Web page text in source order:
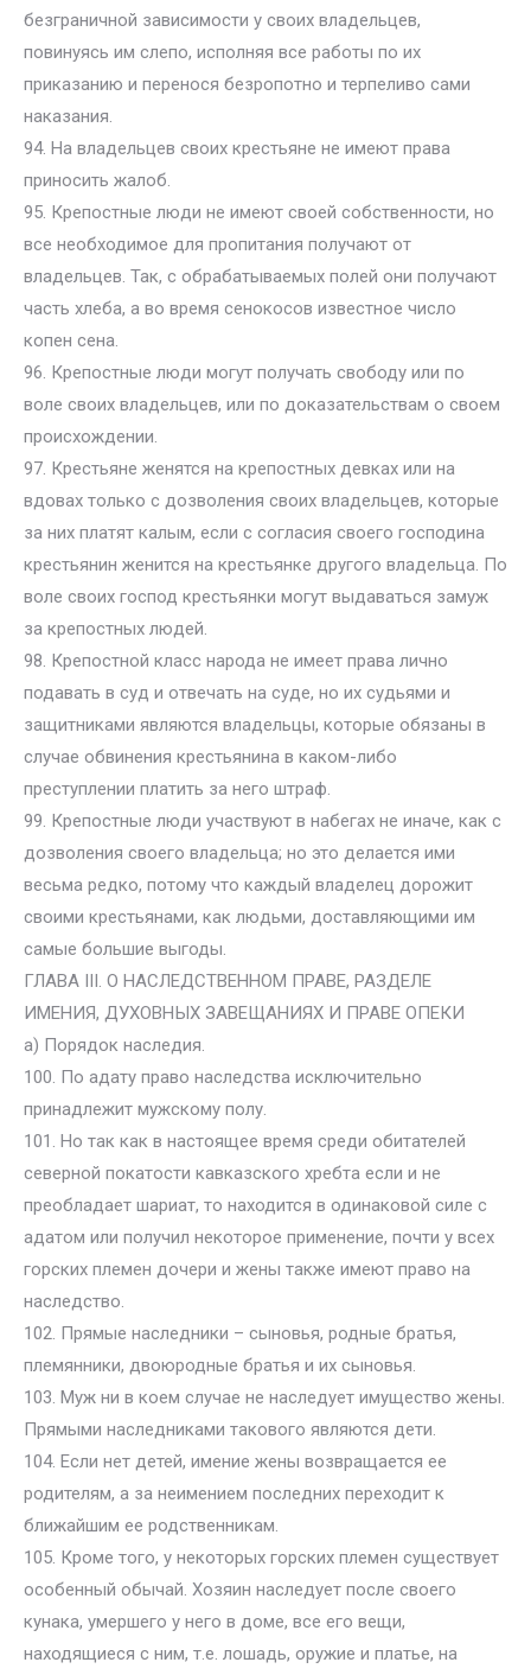
безграничной зависимости у своих владельцев,
повинуясь им слепо, исполняя все работы по их
приказанию и перенося безропотно и терпеливо сами
наказания.
94. На владельцев своих крестьяне не имеют права
приносить жалоб.
95. Крепостные люди не имеют своей собственности, но
все необходимое для пропитания получают от
владельцев. Так, с обрабатываемых полей они получают
часть хлеба, а во время сенокосов известное число
копен сена.
96. Крепостные люди могут получать свободу или по
воле своих владельцев, или по доказательствам о своем
происхождении.
97. Крестьяне женятся на крепостных девках или на
вдовах только с дозволения своих владельцев, которые
за них платят калым, если с согласия своего господина
крестьянин женится на крестьянке другого владельца. По
воле своих господ крестьянки могут выдаваться замуж
за крепостных людей.
98. Крепостной класс народа не имеет права лично
подавать в суд и отвечать на суде, но их судьями и
защитниками являются владельцы, которые обязаны в
случае обвинения крестьянина в каком-либо
преступлении платить за него штраф.
99. Крепостные люди участвуют в набегах не иначе, как с
дозволения своего владельца; но это делается ими
весьма редко, потому что каждый владелец дорожит
своими крестьянами, как людьми, доставляющими им
самые большие выгоды.
ГЛАВА III. О НАСЛЕДСТВЕННОМ ПРАВЕ, РАЗДЕЛЕ
ИМЕНИЯ, ДУХОВНЫХ ЗАВЕЩАНИЯХ И ПРАВЕ ОПЕКИ
а) Порядок наследия.
100. По адату право наследства исключительно
принадлежит мужскому полу.
101. Но так как в настоящее время среди обитателей
северной покатости кавказского хребта если и не
преобладает шариат, то находится в одинаковой силе с
адатом или получил некоторое применение, почти у всех
горских племен дочери и жены также имеют право на
наследство.
102. Прямые наследники – сыновья, родные братья,
племянники, двоюродные братья и их сыновья.
103. Муж ни в коем случае не наследует имущество жены.
Прямыми наследниками такового являются дети.
104. Если нет детей, имение жены возвращается ее
родителям, а за неимением последних переходит к
ближайшим ее родственникам.
105. Кроме того, у некоторых горских племен существует
особенный обычай. Хозяин наследует после своего
кунака, умершего у него в доме, все его вещи,
находящиеся с ним, т.е. лошадь, оружие и платье, на